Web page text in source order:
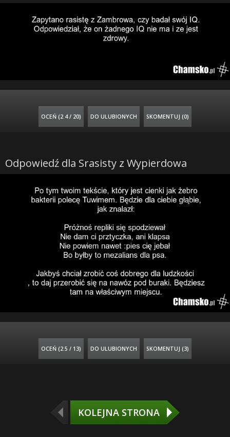
OCEŃ (2.4 / 20) DO ULUBIONYCH SKOMENTUJ (0)
Odpowiedź dla Srasisty z Wypierdowa
OCEŃ (2.5 / 13) DO ULUBIONYCH SKOMENTUJ (3)
KOLEJNA STRONA